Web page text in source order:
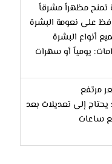
تمنح مظهراً مشرقاً
على نعومة البشرة
أنواع البشرة
يومياً أو سهرات
مرتفع
إلى تعديلات بعد
ساعات